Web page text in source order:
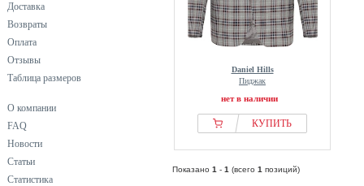
Доставка
Возвраты
Оплата
Отзывы
Таблица размеров
О компании
FAQ
Новости
Статьи
Статистика
Daniel Hills
Пиджак
нет в наличии
КУПИТЬ
Показано 1 - 1 (всего 1 позиций)